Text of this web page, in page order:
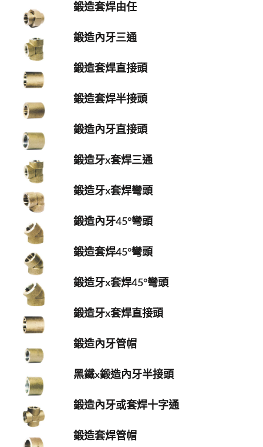
鍛造套焊由任
鍛造內牙三通
鍛造套焊直接頭
鍛造套焊半接頭
鍛造內牙直接頭
鍛造牙x套焊三通
鍛造牙x套焊彎頭
鍛造內牙45°彎頭
鍛造套焊45°彎頭
鍛造牙x套焊45°彎頭
鍛造牙x套焊直接頭
鍛造內牙管帽
黑鐵x鍛造內牙半接頭
鍛造內牙或套焊十字通
鍛造套焊管帽